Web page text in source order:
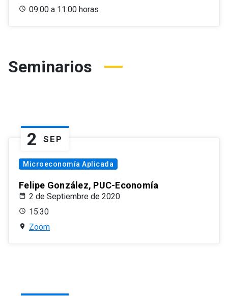
09:00 a 11:00 horas
Seminarios
2 SEP
Microeconomía Aplicada
Felipe González, PUC-Economía
2 de Septiembre de 2020
15:30
Zoom